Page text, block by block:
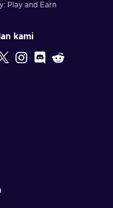
Play and Earn
kami